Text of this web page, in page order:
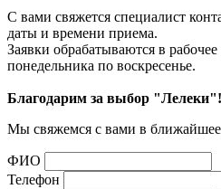
С вами свяжется специалист
даты и времени приема.
Заявки обрабатываются в
понедельника по воскресенье.
Благодарим за выбор "Лелеки"!
Мы свяжемся с вами в ближайшее
ФИО
Телефон